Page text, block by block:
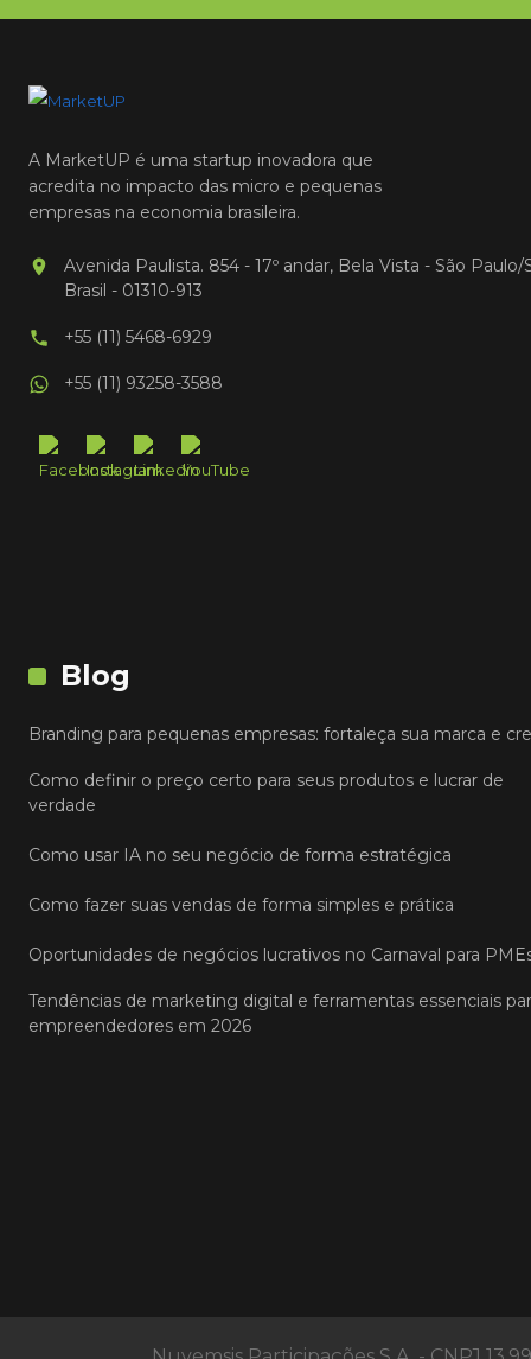
A MarketUP é uma startup inovadora que
acredita no impacto das micro e pequenas
empresas na economia brasileira.
Avenida Paulista. 854 - 17º andar, Bela Vista - São Paulo/
Brasil - 01310-913
+55 (11) 5468-6929
+55 (11) 93258-3588
Blog
Branding para pequenas empresas: fortaleça sua marca e
Como definir o preço certo para seus produtos e lucrar de
verdade
Como usar IA no seu negócio de forma estratégica
Como fazer suas vendas de forma simples e prática
Oportunidades de negócios lucrativos no Carnaval para
Tendências de marketing digital e ferramentas essenciais
empreendedores em 2026